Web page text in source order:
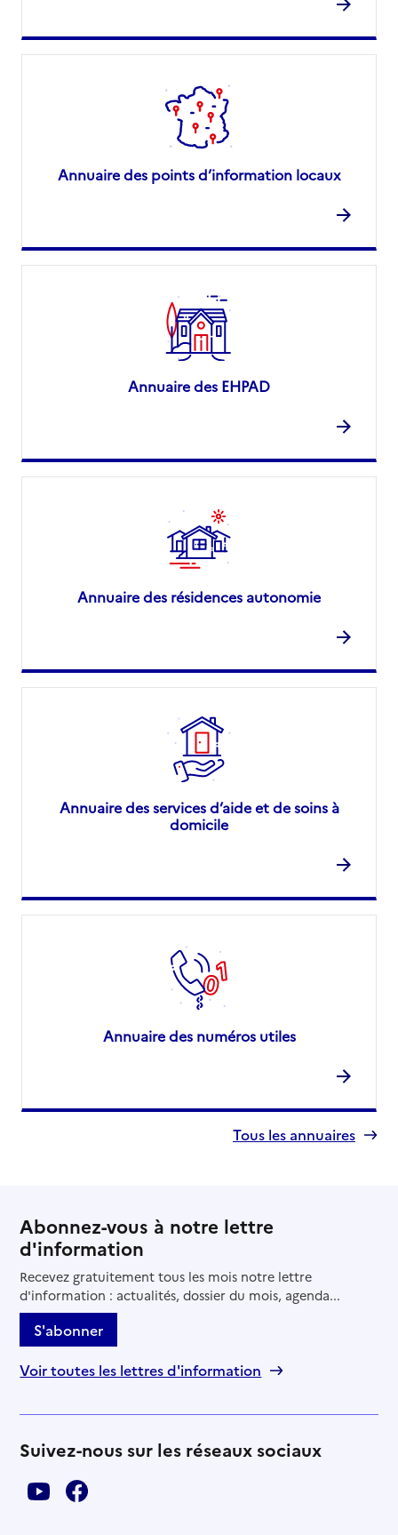
Annuaire des points d’information locaux
Annuaire des EHPAD
Annuaire des résidences autonomie
Annuaire des services d’aide et de soins à
domicile
Annuaire des numéros utiles
Tous les annuaires
Abonnez-vous à notre lettre
d'information
Recevez gratuitement tous les mois notre lettre
d'information : actualités, dossier du mois, agenda...
S'abonner
Voir toutes les lettres d'information
Suivez-nous sur les réseaux sociaux